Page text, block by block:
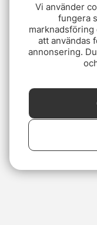
Vi använder
fungera
marknadsföring
att användas
annonsering.